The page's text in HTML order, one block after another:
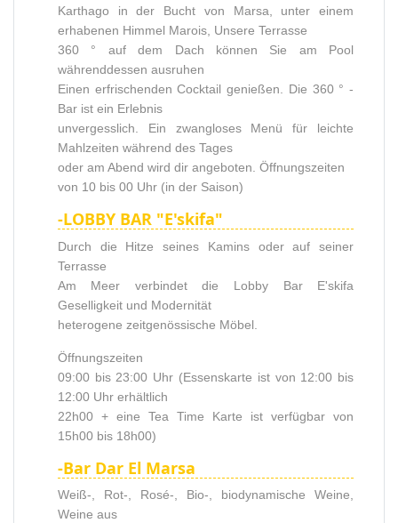
Karthago in der Bucht von Marsa, unter einem
erhabenen Himmel Marois, Unsere Terrasse
360 ° auf dem Dach können Sie am Pool
währenddessen ausruhen
Einen erfrischenden Cocktail genießen. Die 360 ​​° -
Bar ist ein Erlebnis
unvergesslich. Ein zwangloses Menü für leichte
Mahlzeiten während des Tages
oder am Abend wird dir angeboten. Öffnungszeiten
von 10 bis 00 Uhr (in der Saison)
-LOBBY BAR "E'skifa"
Durch die Hitze seines Kamins oder auf seiner
Terrasse
Am Meer verbindet die Lobby Bar E'skifa
Geselligkeit und Modernität
heterogene zeitgenössische Möbel.
Öffnungszeiten
09:00 bis 23:00 Uhr (Essenskarte ist von 12:00 bis
12:00 Uhr erhältlich
22h00 + eine Tea Time Karte ist verfügbar von
15h00 bis 18h00)
-Bar Dar El Marsa
Weiß-, Rot-, Rosé-, Bio-, biodynamische Weine,
Weine aus